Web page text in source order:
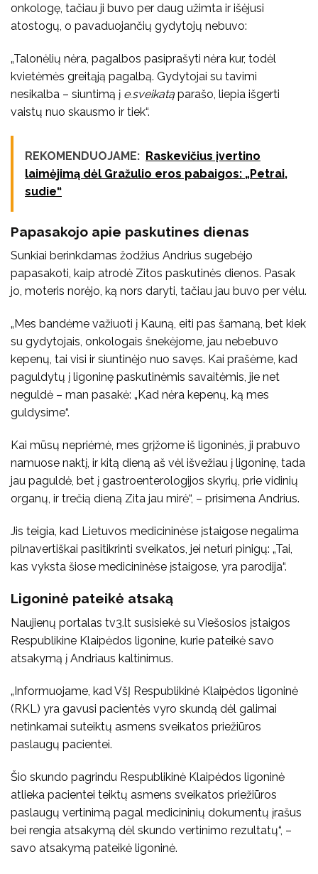
onkologę, tačiau ji buvo per daug užimta ir išėjusi
atostogų, o pavaduojančių gydytojų nebuvo:
„Talonėlių nėra, pagalbos pasiprašyti nėra kur, todėl
kvietėmės greitąją pagalbą. Gydytojai su tavimi
nesikalba – siuntimą į e.sveikatą parašo, liepia išgerti
vaistų nuo skausmo ir tiek“.
REKOMENDUOJAME: Raskevičius įvertino
laimėjimą dėl Gražulio eros pabaigos: „Petrai,
sudie“
Papasakojo apie paskutines dienas
Sunkiai berinkdamas žodžius Andrius sugebėjo
papasakoti, kaip atrodė Zitos paskutinės dienos. Pasak
jo, moteris norėjo, ką nors daryti, tačiau jau buvo per vėlu.
„Mes bandėme važiuoti į Kauną, eiti pas šamaną, bet kiek
su gydytojais, onkologais šnekėjome, jau nebebuvo
kepenų, tai visi ir siuntinėjo nuo savęs. Kai prašėme, kad
paguldytų į ligoninę paskutinėmis savaitėmis, jie net
neguldė – man pasakė: „Kad nėra kepenų, ką mes
guldysime“.
Kai mūsų nepriėmė, mes grįžome iš ligoninės, ji prabuvo
namuose naktį, ir kitą dieną aš vėl išvežiau į ligoninę, tada
jau paguldė, bet į gastroenterologijos skyrių, prie vidinių
organų, ir trečią dieną Zita jau mirė“, – prisimena Andrius.
Jis teigia, kad Lietuvos medicininėse įstaigose negalima
pilnavertiškai pasitikrinti sveikatos, jei neturi pinigų: „Tai,
kas vyksta šiose medicininėse įstaigose, yra parodija“.
Ligoninė pateikė atsaką
Naujienų portalas tv3.lt susisiekė su Viešosios įstaigos
Respublikine Klaipėdos ligonine, kurie pateikė savo
atsakymą į Andriaus kaltinimus.
„Informuojame, kad VšĮ Respublikinė Klaipėdos ligoninė
(RKL) yra gavusi pacientės vyro skundą dėl galimai
netinkamai suteiktų asmens sveikatos priežiūros
paslaugų pacientei.
Šio skundo pagrindu Respublikinė Klaipėdos ligoninė
atlieka pacientei teiktų asmens sveikatos priežiūros
paslaugų vertinimą pagal medicininių dokumentų įrašus
bei rengia atsakymą dėl skundo vertinimo rezultatų“, –
savo atsakymą pateikė ligoninė.